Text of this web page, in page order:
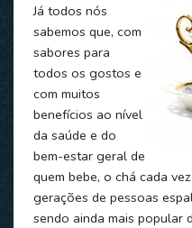
Já todos nós
sabemos que, com
sabores para
todos os gostos e
com muitos
benefícios ao nível
da saúde e do
bem-estar geral de
quem bebe, o chá cada
gerações de pessoas
sendo ainda mais popular